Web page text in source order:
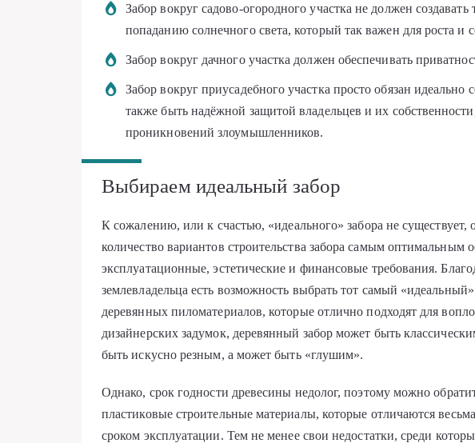
Забор вокруг садово-огородного участка не должен создавать
попаданию солнечного света, который так важен для роста и
Забор вокруг дачного участка должен обеспечивать
Забор вокруг приусадебного участка просто обязан идеально
также быть надёжной защитой владельцев и их
проникновений злоумышленников.
Выбираем идеальный забор
К сожалению, или к счастью, «идеального» забора не существует,
количество вариантов строительства забора самым
эксплуатационные, эстетические и финансовые требования.
землевладельца есть возможность выбрать тот самый
деревянных пиломатериалов, которые отлично подходят для
дизайнерских задумок, деревянный забор может быть
быть искусно резным, а может быть «глушим».
Однако, срок годности древесины недолог, поэтому можно
пластиковые строительные материалы, которые отличаются
сроком эксплуатации. Тем не менее свои недостатки, среди